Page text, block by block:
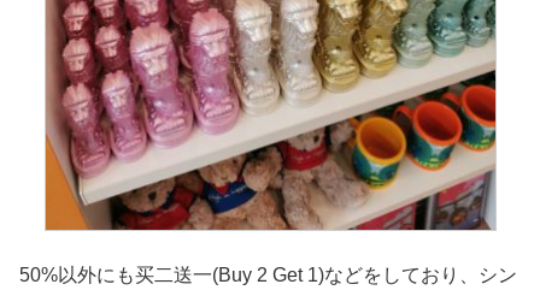
50%以外にも买二送一(Buy 2 Get 1)などをしており、シン